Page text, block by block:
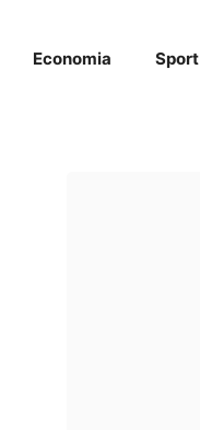
Economia Sport